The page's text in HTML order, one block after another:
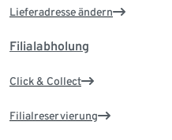
Lieferadresse ändern
Filialabholung
Click & Collect
Filialreservierung